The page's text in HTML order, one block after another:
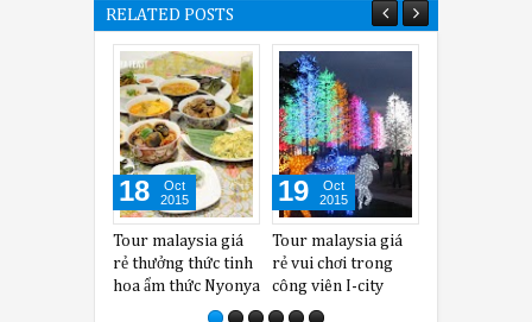
RELATED POSTS
Tour malaysia giá
rẻ thưởng thức tinh
hoa ẩm thức Nyonya
Tour malaysia giá
rẻ vui chơi trong
công viên I-city
19
Oct
2015
Những món ăn lạ
miệng nên thử khi
đi tour malaysia giá
27
2015